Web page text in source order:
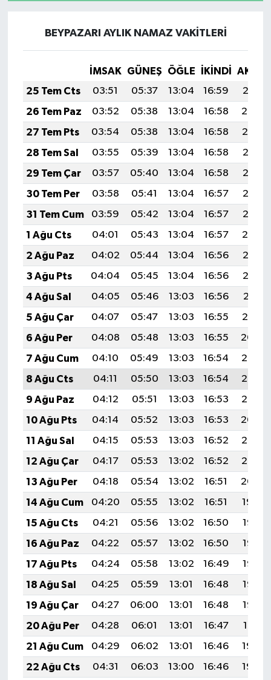
BEYPAZARI AYLIK NAMAZ VAKITLERI
İMSAK GÜNEŞ ÖĞLE İKINDI
25 Tem Cts
03:51 05:37 13:04 16:59
20:21
26 Tem Paz
03:52 05:38 13:04 16:58
20:20
27 Tem Pts
03:54 05:38 13:04 16:58
20:19
28 Tem Sal
03:55 05:39 13:04 16:58
20:18
29 Tem Çar
03:57 05:40 13:04 16:58
20:17
30 Tem Per
03:58 05:41 13:04 16:57
20:16
31 Tem Cum
03:59 05:42 13:04 16:57
20:15
1 Ağu Cts
04:01 05:43 13:04 16:57
20:14
2 Ağu Paz
04:02 05:44 13:04 16:56
20:13
3 Ağu Pts
04:04 05:45 13:04 16:56
20:12
4 Ağu Sal
04:05 05:46 13:03 16:56
20:11
5 Ağu Çar
04:07 05:47 13:03 16:55
20:10
6 Ağu Per
04:08 05:48 13:03 16:55
20:09
7 Ağu Cum
04:10 05:49 13:03 16:54
20:08
8 Ağu Cts
04:11 05:50 13:03 16:54
20:07
9 Ağu Paz
04:12 05:51 13:03 16:53
20:05
10 Ağu Pts
04:14 05:52 13:03 16:53
20:04
11 Ağu Sal
04:15 05:53 13:03 16:52
20:03
12 Ağu Çar
04:17 05:53 13:02 16:52
20:02
13 Ağu Per
04:18 05:54 13:02 16:51
20:00
14 Ağu Cum
04:20 05:55 13:02 16:51
19:59
15 Ağu Cts
04:21 05:56 13:02 16:50
19:58
16 Ağu Paz
04:22 05:57 13:02 16:50
19:56
17 Ağu Pts
04:24 05:58 13:02 16:49
19:55
18 Ağu Sal
04:25 05:59 13:01 16:48
19:53
19 Ağu Çar
04:27 06:00 13:01 16:48
19:52
20 Ağu Per
04:28 06:01 13:01 16:47
19:51
21 Ağu Cum
04:29 06:02 13:01 16:46
19:49
22 Ağu Cts
04:31 06:03 13:00 16:46
19:48